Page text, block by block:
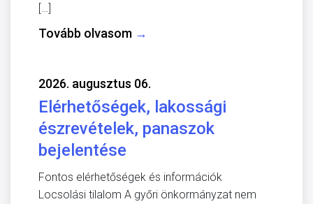
[…]
Tovább olvasom →
2026. augusztus 06.
Elérhetőségek, lakossági
észrevételek, panaszok
bejelentése
Fontos elérhetőségek és információk
Locsolási tilalom A győri önkormányzat nem